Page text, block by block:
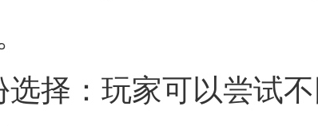
选择：玩家可以尝试